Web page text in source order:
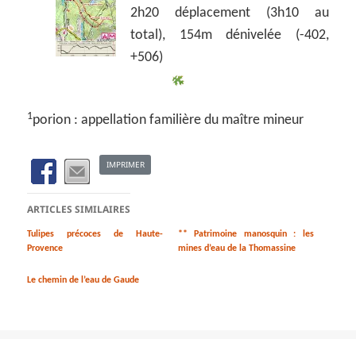
2h20 déplacement (3h10 au
total), 154m dénivelée (-402,
+506)
1 porion : appellation familière du maître mineur
IMPRIMER
ARTICLES SIMILAIRES
Tulipes précoces de Haute-
Provence
** Patrimoine manosquin : les
mines d’eau de la Thomassine
Le chemin de l’eau de Gaude